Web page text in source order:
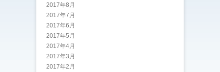
2017年8月
2017年7月
2017年6月
2017年5月
2017年4月
2017年3月
2017年2月